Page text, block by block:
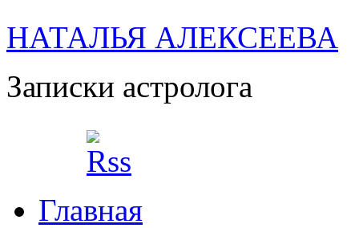
НАТАЛЬЯ АЛЕКСЕЕВА
Записки астролога
Главная